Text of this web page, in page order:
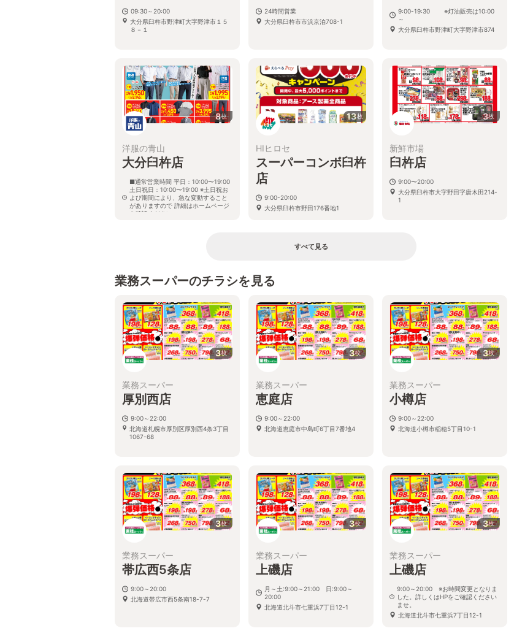
09:30～20:00
大分県臼杵市野津町大字野津市１５
８－１
24時間営業
大分県臼杵市市浜京泊708-1
9:00-19:30 ※灯油販売は10:00
～
大分県臼杵市野津町大字野津市874
8枚
洋服の青山
大分臼杵店
■通常営業時間 平日：10:00〜19:00
土日祝日：10:00〜19:00 ※土日祝お
よび期間により、急な変動すること
がありますので 詳細はホームページ
を確認ください
13枚
HIヒロセ
スーパーコンボ臼杵
店
9:00-20:00
大分県臼杵市野田176番地1
3枚
新鮮市場
臼杵店
9:00〜20:00
大分県臼杵市大字野田字唐木田214-
1
すべて見る
業務スーパーのチラシを見る
3枚
業務スーパー
厚別西店
9:00～22:00
北海道札幌市厚別区厚別西4条3丁目
1067-68
3枚
業務スーパー
恵庭店
9:00～22:00
北海道恵庭市中島町6丁目7番地4
3枚
業務スーパー
小樽店
9:00～22:00
北海道小樽市稲穂5丁目10-1
3枚
業務スーパー
帯広西5条店
9:00～20:00
北海道帯広市西5条南18-7-7
3枚
業務スーパー
上磯店
月～土:9:00～21:00 日:9:00～
20:00
北海道北斗市七重浜7丁目12-1
3枚
業務スーパー
上磯店
9:00～20:00 ※お時間変更となりま
した。詳しくはHPをご確認ください
ませ。
北海道北斗市七重浜7丁目12-1